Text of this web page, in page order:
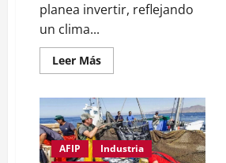
planea invertir, reflejando
un clima...
Leer MásLeer
más
Encuesta
en
Córdoba:
cayó
el
nivel
AFIP
Industria